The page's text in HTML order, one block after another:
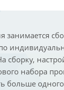
занимается
сборку,
набора
больше